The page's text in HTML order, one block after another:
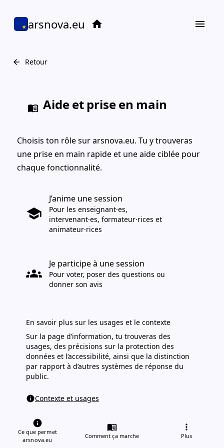
arsnova.eu home menu
arrow_back Retour
menu_book Aide et prise en main
Choisis ton rôle sur arsnova.eu. Tu y trouveras
une prise en main rapide et une aide ciblée pour
chaque fonctionnalité.
school
J’anime une session
Pour les enseignant·es,
intervenant·es, formateur·rices et
animateur·rices
groups
Je participe à une session
Pour voter, poser des questions ou
donner son avis
En savoir plus sur les usages et le contexte
Sur la page d’information, tu trouveras des
usages, des précisions sur la protection des
données et l’accessibilité, ainsi que la distinction
par rapport à d’autres systèmes de réponse du
public.
infoContexte et usages
s’ouvre dans un nouvel onglet
schoolJ’anime une session
info
Ce que permet
arsnova.eu
menu_book
Comment ça marche
more_vert
Plus